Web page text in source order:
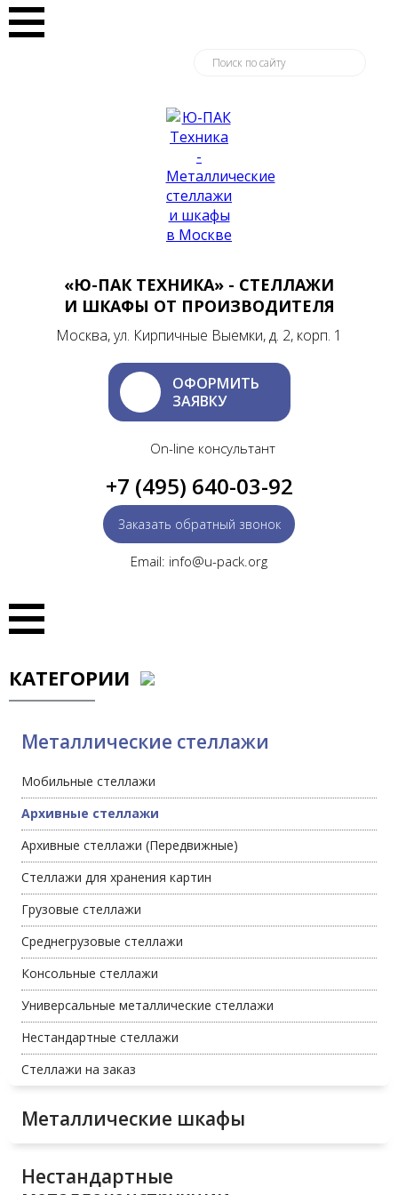
«Ю-ПАК ТЕХНИКА» - СТЕЛЛАЖИ
И ШКАФЫ ОТ ПРОИЗВОДИТЕЛЯ
Москва, ул. Кирпичные Выемки, д. 2, корп. 1
ОФОРМИТЬ
ЗАЯВКУ
On-line консультант
+7 (495) 640-03-92
Заказать обратный звонок
Email: info@u-pack.org
КАТЕГОРИИ
Металлические стеллажи
Мобильные стеллажи
Архивные стеллажи
Архивные стеллажи (Передвижные)
Стеллажи для хранения картин
Грузовые стеллажи
Среднегрузовые стеллажи
Консольные стеллажи
Универсальные металлические стеллажи
Нестандартные стеллажи
Стеллажи на заказ
Металлические шкафы
Нестандартные